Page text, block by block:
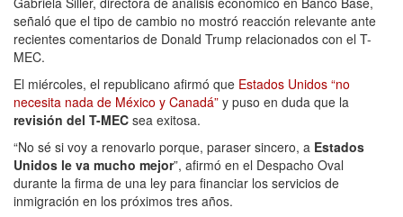
señaló que el tipo de cambio no mostró reacción relevante ante
recientes comentarios de Donald Trump relacionados con el T-
MEC.
El miércoles, el republicano afirmó que Estados Unidos “no
necesita nada de México y Canadá” y puso en duda que la
revisión del T-MEC sea exitosa.
“No sé si voy a renovarlo porque, paraser sincero, a Estados
Unidos le va mucho mejor”, afirmó en el Despacho Oval
durante la firma de una ley para financiar los servicios de
inmigración en los próximos tres años.